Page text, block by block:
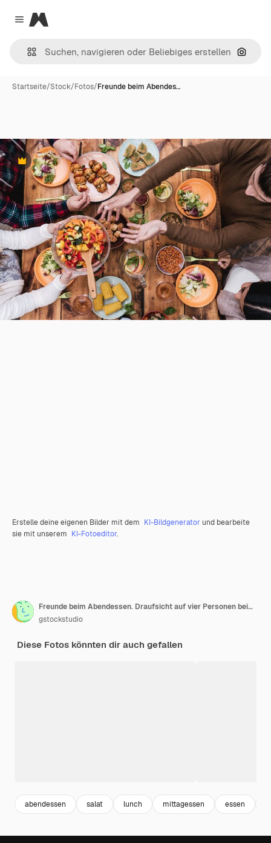
Close menu
Magnific
Nach
Startseite/Stock/Fotos/Freunde beim Abendes…
Premium
Erstelle deine eigenen Bilder mit dem KI-Bildgenerator und bearbeite
sie mit unserem KI-Fotoeditor.
Freunde beim Abendessen. Draufsicht auf vier Personen beim gemeinsamen Abendessen
gstockstudio
Diese Fotos könnten dir auch gefallen
abendessen salat lunch mittagessen essen